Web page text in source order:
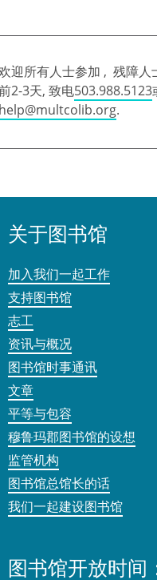
迎所有人士参加 , 残障人
2-3天, 致电503.988.5123
.
关于图书馆
加入我们一起工作
支持图书馆
志工
资讯与概况
图书馆时事通讯
文章
平等与包容
穆鲁玛郡图书馆的设想
监管机构
图书馆总馆长的话
我们一起建设图书馆
图书馆开放时间